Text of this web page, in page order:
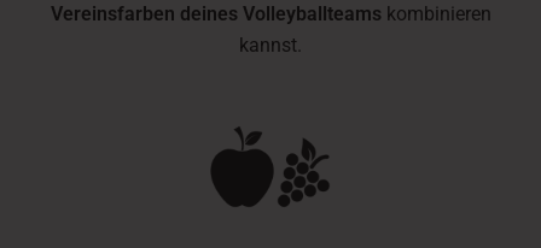
Vereinsfarben deines Volleyballteams kombinieren
kannst.